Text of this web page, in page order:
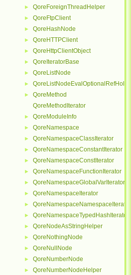
► QoreForeignThreadHelper
► QoreFtpClient
► QoreHashNode
► QoreHTTPClient
► QoreHttpClientObject
► QoreIteratorBase
► QoreListNode
► QoreListNodeEvalOptionalRefHolder
►
QoreMethod
QoreMethodIterator
► QoreModuleInfo
► QoreNamespace
► QoreNamespaceClassIterator
► QoreNamespaceConstantIterator
► QoreNamespaceConstIterator
► QoreNamespaceFunctionIterator
► QoreNamespaceGlobalVarIterator
► QoreNamespaceIterator
► QoreNamespaceNamespaceIterator
► QoreNamespaceTypedHashIterator
► QoreNodeAsStringHelper
► QoreNothingNode
► QoreNullNode
► QoreNumberNode
► QoreNumberNodeHelper